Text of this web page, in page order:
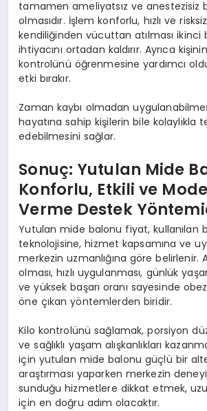
tamamen ameliyatsız ve anestezisiz
olmasıdır. İşlem konforlu, hızlı ve
kendiliğinden vücuttan atılması ikinci
ihtiyacını ortadan kaldırır. Ayrıca
kontrolünü öğrenmesine yardımcı
etki bırakır.
Zaman kaybı olmadan
hayatına sahip kişilerin bile kolaylıkla
edebilmesini sağlar.
Sonuç: Yutulan Mide
Konforlu, Etkili ve
Verme Destek
Yutulan mide balonu fiyat, kullanılan
teknolojisine, hizmet kapsamına ve
merkezin uzmanlığına göre belirlenir.
olması, hızlı uygulanması, günlük
ve yüksek başarı oranı sayesinde
öne çıkan yöntemlerden biridir.
Kilo kontrolünü sağlamak, porsiyon
ve sağlıklı yaşam alışkanlıkları
için yutulan mide balonu güçlü bir
araştırması yaparken merkezin
sunduğu hizmetlere dikkat etmek,
için en doğru adım olacaktır.